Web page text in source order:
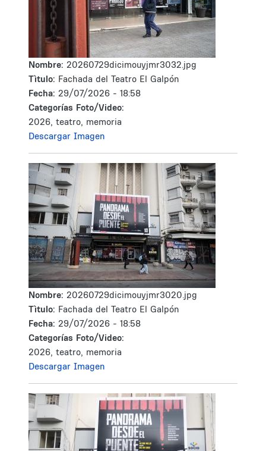
Nombre: 20260729dicimouyjmr3032.jpg
Tìtulo: Fachada del Teatro El Galpón
Fecha: 29/07/2026 - 18:58
Categorías Foto/Video:
2026, teatro, memoria
Descargar Imagen
Nombre: 20260729dicimouyjmr3020.jpg
Tìtulo: Fachada del Teatro El Galpón
Fecha: 29/07/2026 - 18:58
Categorías Foto/Video:
2026, teatro, memoria
Descargar Imagen